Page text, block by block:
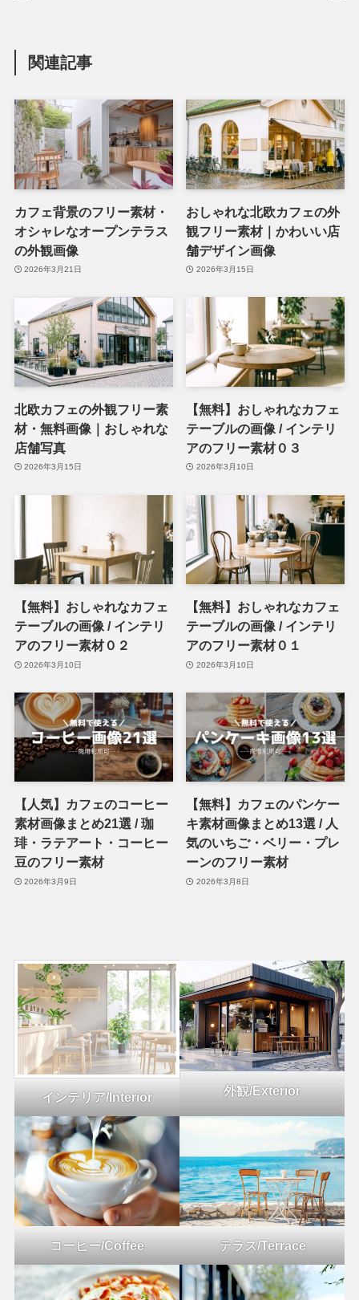
関連記事
カフェ背景のフリー素材・
オシャレなオープンテラス
の外観画像
2026年3月21日
おしゃれな北欧カフェの外
観フリー素材｜かわいい店
舗デザイン画像
2026年3月15日
北欧カフェの外観フリー素
材・無料画像｜おしゃれな
店舗写真
2026年3月15日
【無料】おしゃれなカフェ
テーブルの画像 / インテリ
アのフリー素材０３
2026年3月10日
【無料】おしゃれなカフェ
テーブルの画像 / インテリ
アのフリー素材０２
2026年3月10日
【無料】おしゃれなカフェ
テーブルの画像 / インテリ
アのフリー素材０１
2026年3月10日
【人気】カフェのコーヒー
素材画像まとめ21選 / 珈
琲・ラテアート・コーヒー
豆のフリー素材
2026年3月9日
【無料】カフェのパンケー
キ素材画像まとめ13選 / 人
気のいちご・ベリー・プレ
ーンのフリー素材
2026年3月8日
インテリア/Interior 外観/Exterior
コーヒー/Coffee テラス/Terrace